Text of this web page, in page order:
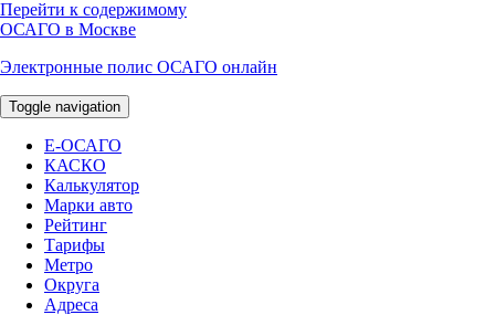
Перейти к содержимому
ОСАГО в Москве
Электронные полис ОСАГО онлайн
Toggle navigation
E-ОСАГО
КАСКО
Калькулятор
Марки авто
Рейтинг
Тарифы
Метро
Округа
Адреса